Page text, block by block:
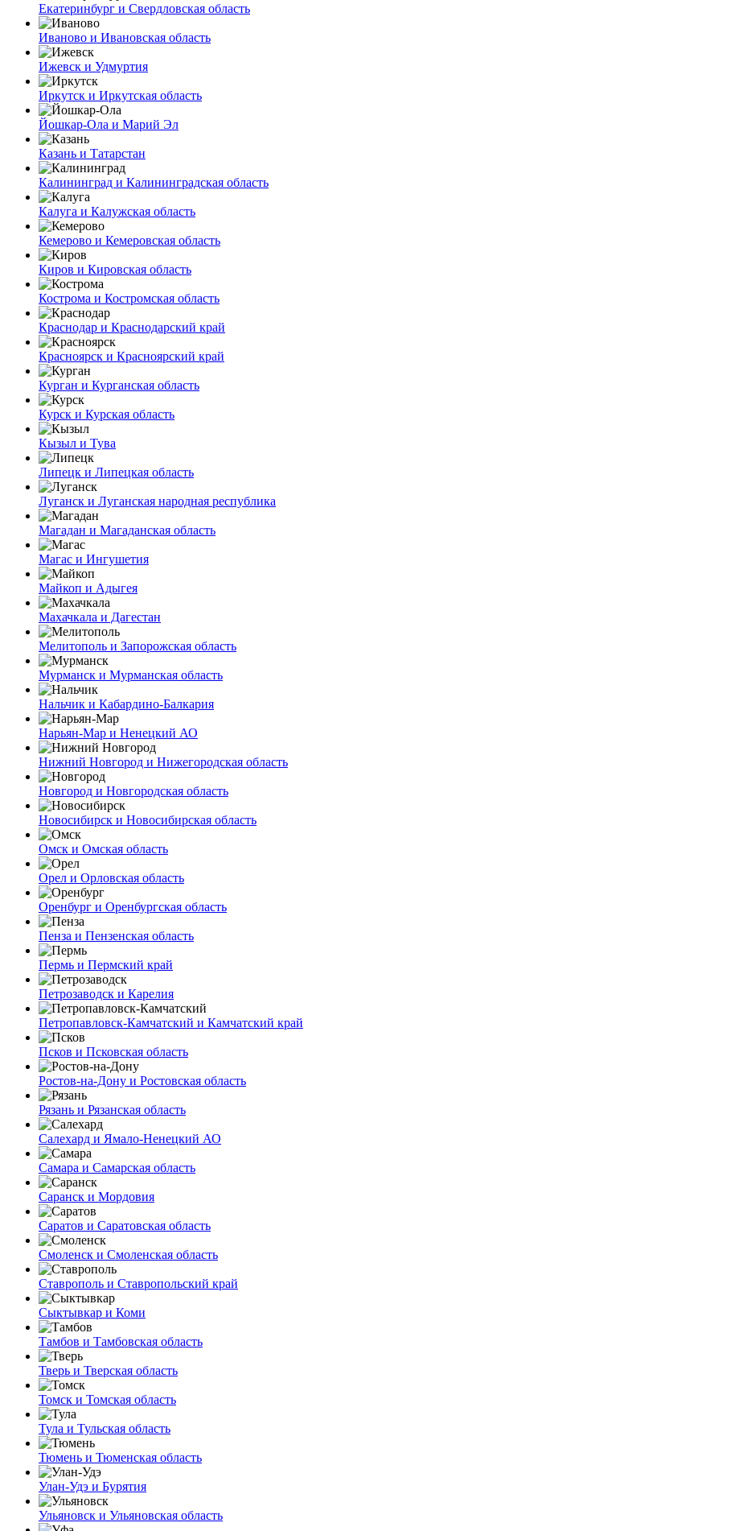
Екатеринбург и Свердловская область
Иваново и Ивановская область
Ижевск и Удмуртия
Иркутск и Иркутская область
Йошкар-Ола и Марий Эл
Казань и Татарстан
Калининград и Калининградская область
Калуга и Калужская область
Кемерово и Кемеровская область
Киров и Кировская область
Кострома и Костромская область
Краснодар и Краснодарский край
Красноярск и Красноярский край
Курган и Курганская область
Курск и Курская область
Кызыл и Тува
Липецк и Липецкая область
Луганск и Луганская народная республика
Магадан и Магаданская область
Магас и Ингушетия
Майкоп и Адыгея
Махачкала и Дагестан
Мелитополь и Запорожская область
Мурманск и Мурманская область
Нальчик и Кабардино-Балкария
Нарьян-Мар и Ненецкий АО
Нижний Новгород и Нижегородская область
Новгород и Новгородская область
Новосибирск и Новосибирская область
Омск и Омская область
Орел и Орловская область
Оренбург и Оренбургская область
Пенза и Пензенская область
Пермь и Пермский край
Петрозаводск и Карелия
Петропавловск-Камчатский и Камчатский край
Псков и Псковская область
Ростов-на-Дону и Ростовская область
Рязань и Рязанская область
Салехард и Ямало-Ненецкий АО
Самара и Самарская область
Саранск и Мордовия
Саратов и Саратовская область
Смоленск и Смоленская область
Ставрополь и Ставропольский край
Сыктывкар и Коми
Тамбов и Тамбовская область
Тверь и Тверская область
Томск и Томская область
Тула и Тульская область
Тюмень и Тюменская область
Улан-Удэ и Бурятия
Ульяновск и Ульяновская область